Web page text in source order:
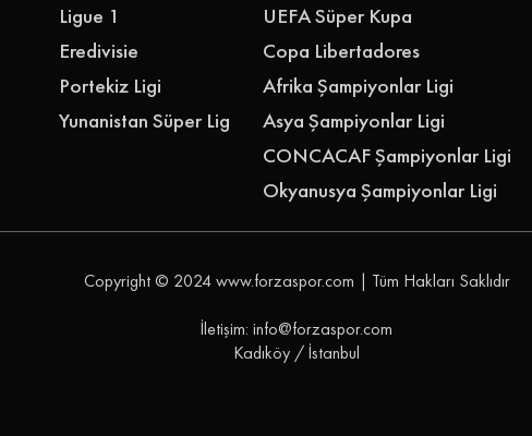
Ligue 1
Eredivisie
Portekiz Ligi
Yunanistan Süper Lig
UEFA Süper Kupa
Copa Libertadores
Afrika Şampiyonlar Ligi
Asya Şampiyonlar Ligi
CONCACAF Şampiyonlar Ligi
Okyanusya Şampiyonlar Ligi
Copyright © 2024www.forzaspor.com | Tüm Hakları Saklıdır
İletişim: info@forzaspor.com
Kadıköy / İstanbul